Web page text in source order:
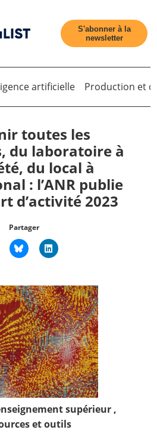
S'abonner à la
newsletter
artificielle Production et
toutes les
du laboratoire à
du local à
: l’ANR publie
d’activité 2023
Partager
supérieur,
et outils